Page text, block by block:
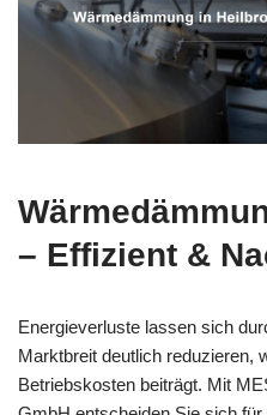
– Effizient &
Energieverluste lassen sich
Marktbreit deutlich reduzieren,
Betriebskosten beiträgt. Mit